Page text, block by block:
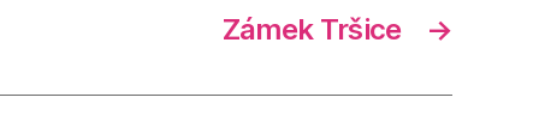
→
Zámek Tršice